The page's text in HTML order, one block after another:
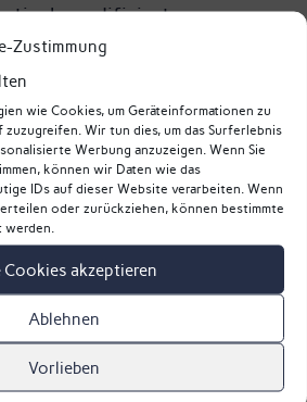
Zustimmung
wie Cookies, um Geräteinformationen zu
zuzugreifen. Wir tun dies, um das Surferlebnis
Werbung anzuzeigen. Wenn Sie
können wir Daten wie das
IDs auf dieser Website verarbeiten. Wenn
oder zurückziehen, können bestimmte
Cookies akzeptieren
Ablehnen
Vorlieben
modifizierte
dir auch gefallen …